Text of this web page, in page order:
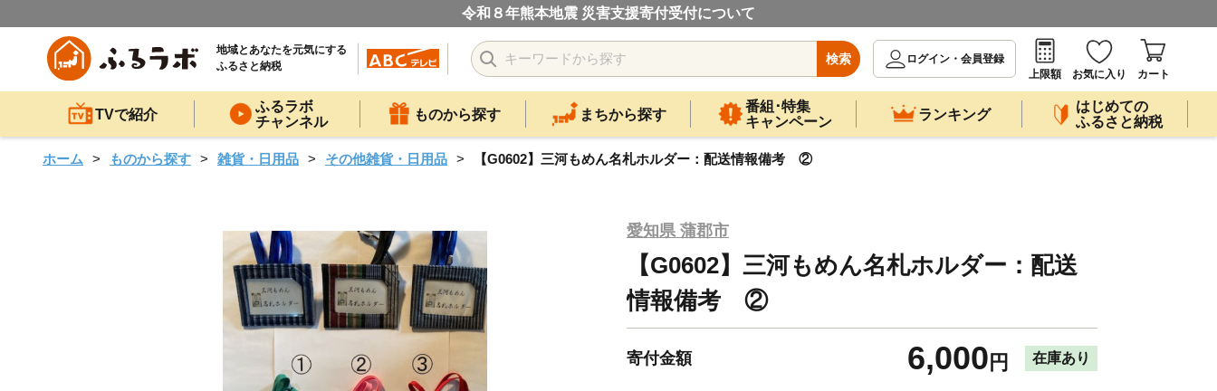
令和８年熊本地震 災害支援寄付受付について
地域とあなたを元気にする
ふるさと納税
検索
ログイン・会員登録
上限額
お気に入り カート
TVで紹介
ふるラボ
チャンネル
ものから探す まちから探す
番組･特集
キャンペーン
ランキング
はじめての
ふるさと納税
ホーム ものから探す 雑貨・日用品 その他雑貨・日用品 【G0602】三河もめん名札ホルダー：配送情報備考 ②
愛知県 蒲郡市
【G0602】三河もめん名札ホルダー：配送
情報備考 ②
寄付金額 6,000 円 在庫あり